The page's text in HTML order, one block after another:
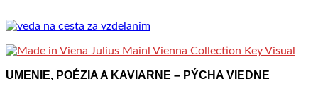
UMENIE, POÉZIA A KAVIARNE – PÝCHA VIEDNE